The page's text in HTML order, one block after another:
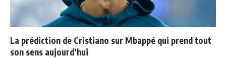
La prédiction de Cristiano sur Mbappé qui prend tout
son sens aujourd’hui